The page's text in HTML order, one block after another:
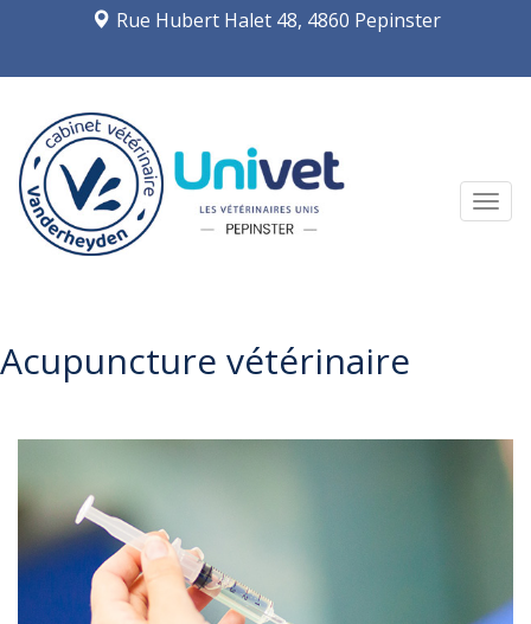
Rue Hubert Halet 48, 4860 Pepinster
Acupuncture vétérinaire